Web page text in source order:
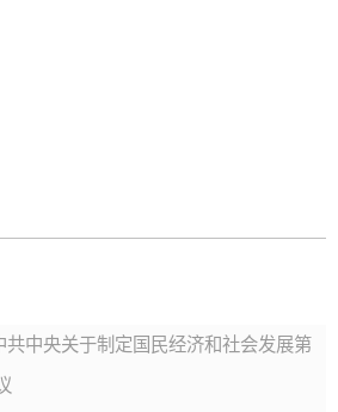
共中央关于制定国民经济和社会发展第